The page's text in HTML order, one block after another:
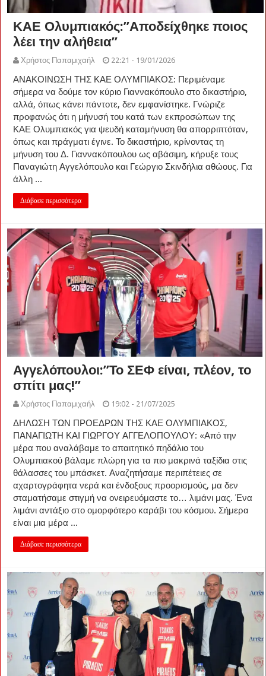
ΚΑΕ Ολυμπιακός:”Αποδείχθηκε ποιος
λέει την αλήθεια”
Χρήστος Παπαμιχαήλ 22:21 - 19/01/2026
ΑΝΑΚΟΙΝΩΣΗ ΤΗΣ ΚΑΕ ΟΛΥΜΠΙΑΚΟΣ: Περιμέναμε
σήμερα να δούμε τον κύριο Γιαννακόπουλο στο δικαστήριο,
αλλά, όπως κάνει πάντοτε, δεν εμφανίστηκε. Γνώριζε
προφανώς ότι η μήνυσή του κατά των εκπροσώπων της
ΚΑΕ Ολυμπιακός για ψευδή καταμήνυση θα απορριπτόταν,
όπως και πράγματι έγινε. Το δικαστήριο, κρίνοντας τη
μήνυση του Δ. Γιαννακόπουλου ως αβάσιμη, κήρυξε τους
Παναγιώτη Αγγελόπουλο και Γεώργιο Σκινδήλια αθώους. Για
άλλη ...
Διάβασε περισσότερα
Αγγελόπουλοι:”Το ΣΕΦ είναι, πλέον, το
σπίτι μας!”
Χρήστος Παπαμιχαήλ 19:02 - 21/07/2025
ΔΗΛΩΣΗ ΤΩΝ ΠΡΟΕΔΡΩΝ ΤΗΣ ΚΑΕ ΟΛΥΜΠΙΑΚΟΣ,
ΠΑΝΑΓΙΩΤΗ ΚΑΙ ΓΙΩΡΓΟΥ ΑΓΓΕΛΟΠΟΥΛΟΥ: «Από την
μέρα που αναλάβαμε το απαιτητικό πηδάλιο του
Ολυμπιακού βάλαμε πλώρη για τα πιο μακρινά ταξίδια στις
θάλασσες του μπάσκετ. Αναζητήσαμε περιπέτειες σε
αχαρτογράφητα νερά και ένδοξους προορισμούς, μα δεν
σταματήσαμε στιγμή να ονειρευόμαστε το… λιμάνι μας. Ένα
λιμάνι αντάξιο στο ομορφότερο καράβι του κόσμου. Σήμερα
είναι μια μέρα ...
Διάβασε περισσότερα